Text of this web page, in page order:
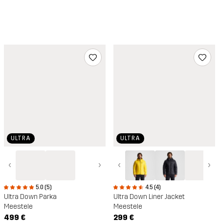
ULTRA
‹ ›
5.0 (5)
Ultra Down Parka
Meestele
499 €
ULTRA
‹ ›
4.5 (4)
Ultra Down Liner Jacket
Meestele
299 €